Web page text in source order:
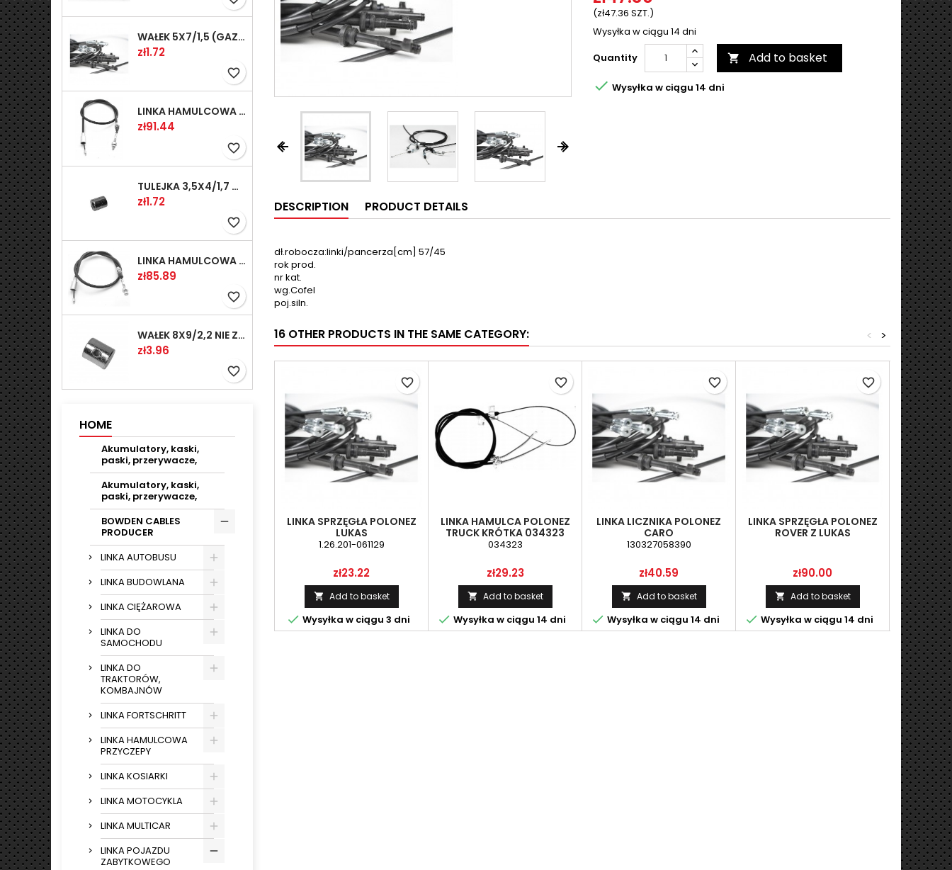
WAŁEK 5X7/1,5 (GAZ WSK)(PR5)
Price
zł1.72
favorite_border
LINKA HAMULCOWA PRZYCZEPY KNOTT 1240/1030 33921-1.11S
Price
zł91.44
favorite_border
TULEJKA 3,5X4/1,7 GAZÓW -OCYNK
Price
zł1.72
favorite_border
LINKA HAMULCOWA PRZYCZEPY KNOTT 1040/830 33921-1.07S
Price
zł85.89
favorite_border
WAŁEK 8X9/2,2 NIE ZAMAWIAĆ
Price
zł3.96
favorite_border
HOME
Akumulatory, kaski,
paski, przerywacze,
Akumulatory, kaski,
paski, przerywacze,
BOWDEN CABLES
PRODUCER
LINKA AUTOBUSU
LINKA BUDOWLANA
LINKA CIĘŻAROWA
LINKA DO
SAMOCHODU
LINKA DO
TRAKTORÓW,
KOMBAJNÓW
LINKA FORTSCHRITT
LINKA HAMULCOWA
PRZYCZEPY
LINKA KOSIARKI
LINKA MOTOCYKLA
LINKA MULTICAR
LINKA POJAZDU
ZABYTKOWEGO
 
 
(zł47.36 SZT.)
Wysyłka w ciągu 14 dni
Quantity
 Add to basket
 Wysyłka w ciągu 14 dni
DESCRIPTION PRODUCT DETAILS
dł.robocza:linki/pancerza[cm] 57/45
rok prod.
nr kat.
wg.Cofel
poj.siln.
16 OTHER PRODUCTS IN THE SAME CATEGORY: >
<
LINKA SPRZĘGŁA POLONEZ
LUKAS
1.26.201-061129
Price
zł23.22
 Add to basket
 Wysyłka w ciągu 3 dni
favorite_border
LINKA HAMULCA POLONEZ
TRUCK KRÓTKA 034323
11.01.15 RĘCZNEGO
034323
Price
zł29.23
 Add to basket
 Wysyłka w ciągu 14 dni
favorite_border
LINKA LICZNIKA POLONEZ
CARO
130327058390
Price
zł40.59
 Add to basket
 Wysyłka w ciągu 14 dni
favorite_border
LINKA SPRZĘGŁA POLONEZ
ROVER Z LUKAS
Price
zł90.00
 Add to basket
 Wysyłka w ciągu 14 dni
favorite_border
LINKA

